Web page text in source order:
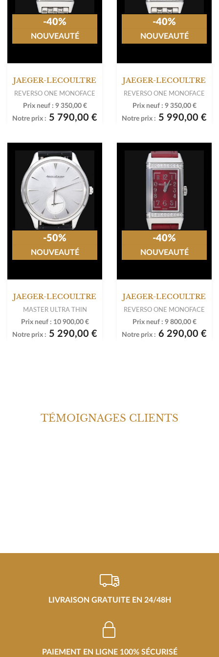
JAEGER-LECOULTRE
REVERSO ONE MONOFACE
Prix neuf : 9 350,00 €
Notre prix : 5 790,00 €
-40%
NOUVEAUTÉ
JAEGER-LECOULTRE
REVERSO ONE MONOFACE
Prix neuf : 9 350,00 €
Notre prix : 5 990,00 €
-40%
NOUVEAUTÉ
JAEGER-LECOULTRE
MASTER ULTRA THIN
Prix neuf : 10 900,00 €
Notre prix : 5 290,00 €
-50%
NOUVEAUTÉ
JAEGER-LECOULTRE
REVERSO ONE MONOFACE
Prix neuf : 9 800,00 €
Notre prix : 6 290,00 €
-40%
NOUVEAUTÉ
TÉMOIGNAGES CLIENTS
LIVRAISON GRATUITE EN 24/48H
PAIEMENT EN LIGNE 100% SÉCURISÉ